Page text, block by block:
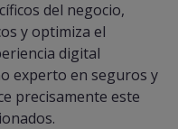
del negocio,
y optimiza el
digital
experto en seguros y
precisamente este